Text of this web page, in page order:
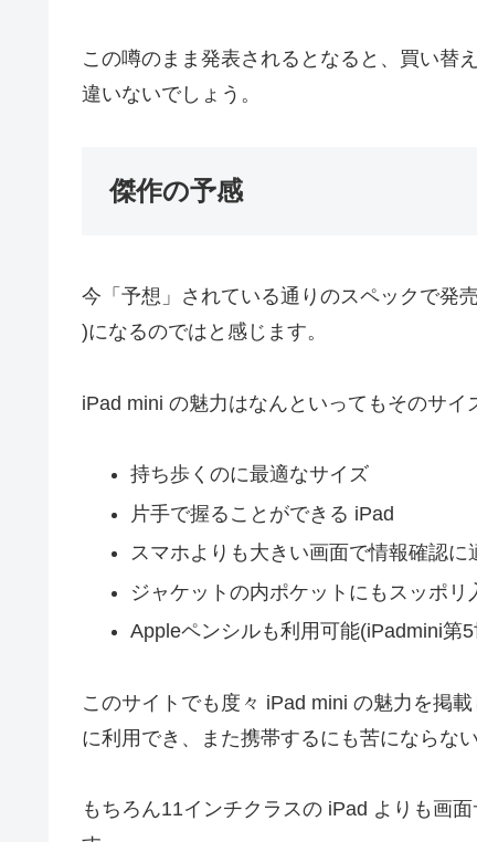
この噂のまま発表されるとなると、買い替
違いないでしょう。
傑作の予感
今「予想」されている通りのスペックで発
)になるのではと感じます。
iPad mini の魅力はなんといってもそのサイ
持ち歩くのに最適なサイズ
片手で握ることができる iPad
スマホよりも大きい画面で情報確認に
ジャケットの内ポケットにもスッポリ
Appleペンシルも利用可能(iPadmini第
このサイトでも度々 iPad mini の魅力を掲
に利用でき、また携帯するにも苦にならな
もちろん11インチクラスの iPad よりも画